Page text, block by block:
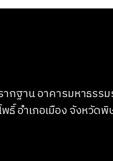
ฐาน อาคารมหาธรรม
ธิ์ อำเภอเมือง จังหวัด